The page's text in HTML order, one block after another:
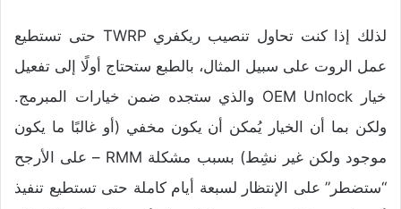
لذلك إذا كنت تحاول تنصيب ريكفري TWRP حتى تستطيع
عمل الروت على سبيل المثال، بالطبع ستحتاج أولًا إلى تفعيل
خيار OEM Unlock والذي ستجده ضمن خيارات المبرمج.
ولكن بما أن الخيار يُمكن أن يكون مخفي (أو غالبًا ما يكون
موجود ولكن غير نشِط) بسبب مشكلة RMM – على الأرجح
“ستضطر” على الإنتظار لسبعة أيام كاملة حتى تستطيع تنفيذ